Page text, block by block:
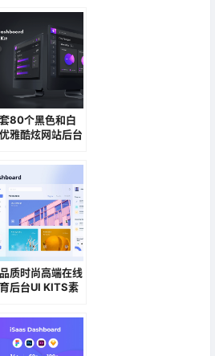
80个黑色和白
雅酷炫网站后台
质时尚高端在线
后台UI KITS素